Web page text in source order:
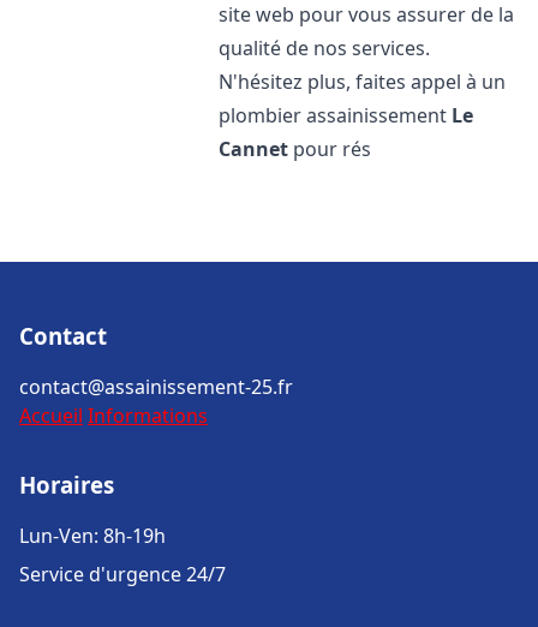
site web pour vous assurer de la
qualité de nos services.
N'hésitez plus, faites appel à un
plombier assainissement Le
Cannet pour rés
Contact
contact@assainissement-25.fr
Accueil Informations
Horaires
Lun-Ven: 8h-19h
Service d'urgence 24/7